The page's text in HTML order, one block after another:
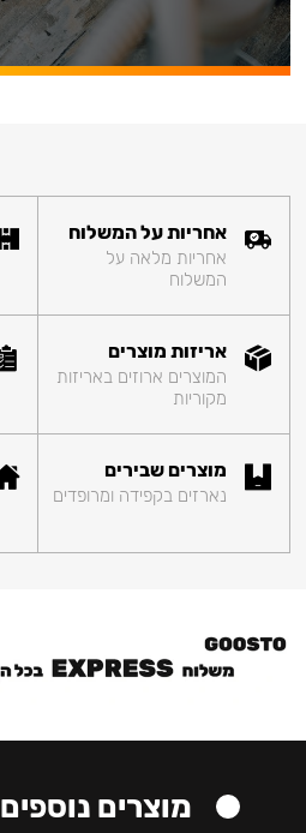
אחריות על המשלוח
אחריות מלאה על
המשלוח
אריזות מוצרים
המוצרים ארוזים באריזות
מקוריות
מוצרים שבירים
נארזים בקפידה ומרופדים
מוצרים נוספים